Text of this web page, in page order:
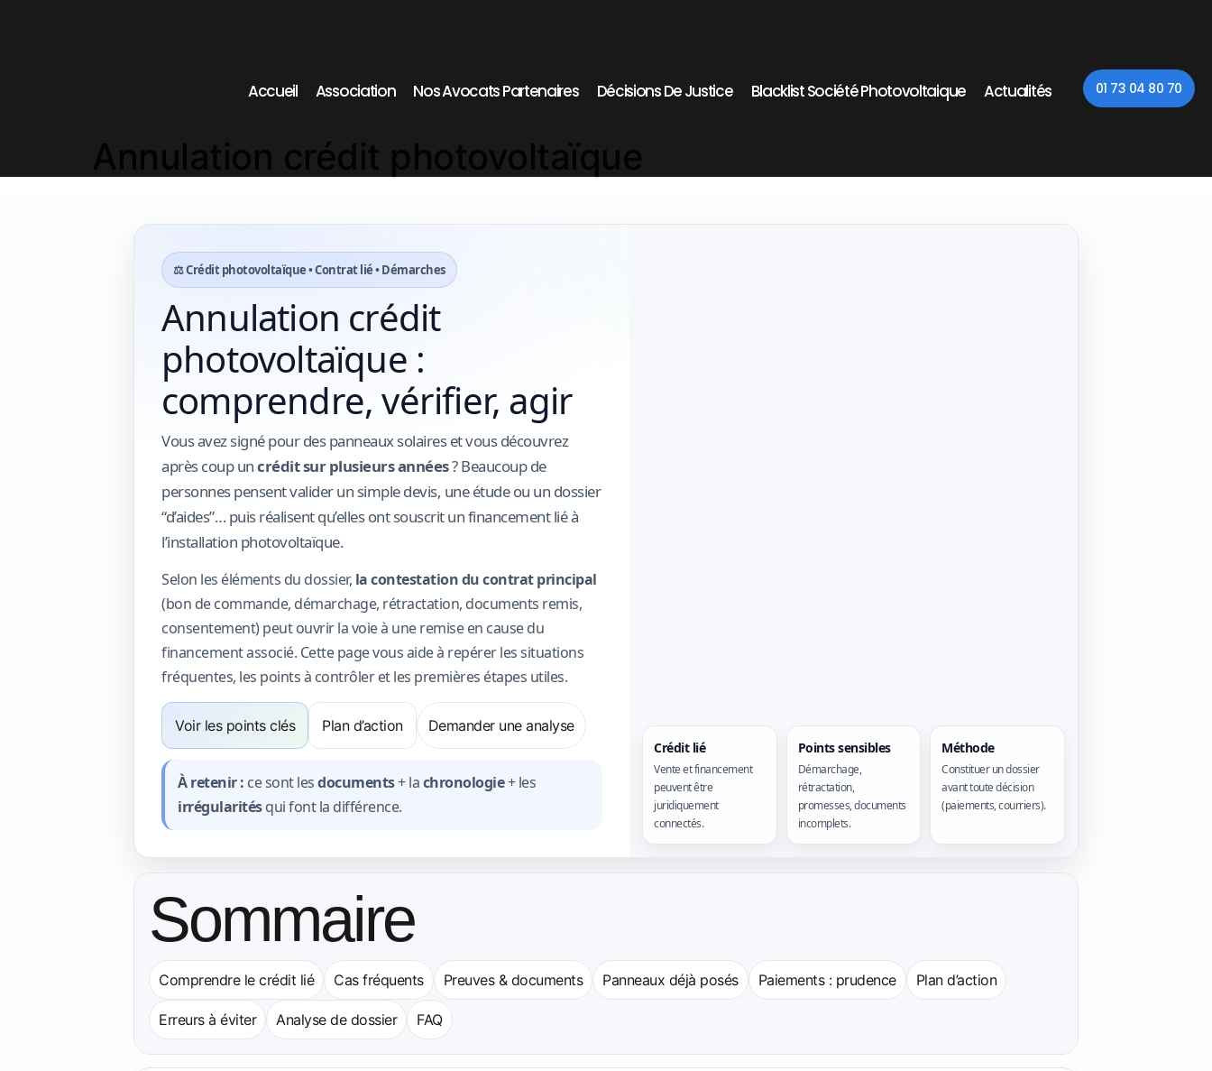
Accueil Association Nos Avocats Partenaires Décisions De Justice Blacklist Société Photovoltaique Actualités 01 73 04 80 70
⚖️ Crédit photovoltaïque • Contrat lié • Démarches
Annulation crédit
photovoltaïque :
comprendre, vérifier, agir
Vous avez signé pour des panneaux solaires et vous découvrez
après coup uncrédit sur plusieurs années? Beaucoup de
personnes pensent valider un simple devis, une étude ou un dossier
“d’aides”… puis réalisent qu’elles ont souscrit un financement lié à
l’installation photovoltaïque.
Selon les éléments du dossier, la contestation du contrat principal
(bon de commande, démarchage, rétractation, documents remis,
consentement) peut ouvrir la voie à une remise en cause du
financement associé. Cette page vous aide à repérer les situations
fréquentes, les points à contrôler et les premières étapes utiles.
Voir les points clés Plan d’action Demander une analyse
À retenir : ce sont lesdocuments+ lachronologie+ les
irrégularitésqui font la différence.
Crédit lié
Vente et financement
peuvent être
juridiquement
connectés.
Points sensibles
Démarchage,
rétractation,
promesses, documents
incomplets.
Méthode
Constituer un dossier
avant toute décision
(paiements, courriers).
Sommaire
Comprendre le crédit lié Cas fréquents Preuves & documents Panneaux déjà posés Paiements : prudence Plan d’action
Erreurs à éviter Analyse de dossier FAQ